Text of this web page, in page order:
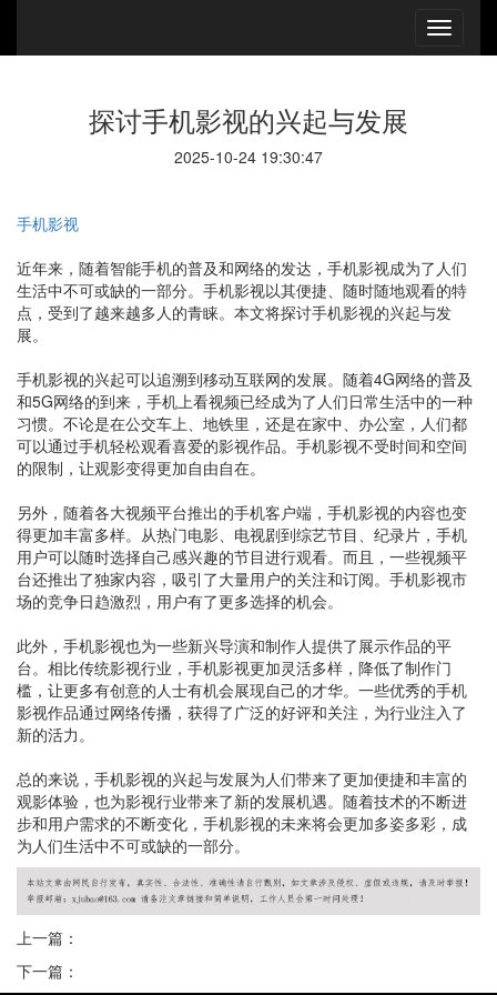
探讨手机影视的兴起与发展
2025-10-24 19:30:47
手机影视
近年来，随着智能手机的普及和网络的发达，手机影视成为了人们
生活中不可或缺的一部分。手机影视以其便捷、随时随地观看的特
点，受到了越来越多人的青睐。本文将探讨手机影视的兴起与发
展。
手机影视的兴起可以追溯到移动互联网的发展。随着4G网络的普及
和5G网络的到来，手机上看视频已经成为了人们日常生活中的一种
习惯。不论是在公交车上、地铁里，还是在家中、办公室，人们都
可以通过手机轻松观看喜爱的影视作品。手机影视不受时间和空间
的限制，让观影变得更加自由自在。
另外，随着各大视频平台推出的手机客户端，手机影视的内容也变
得更加丰富多样。从热门电影、电视剧到综艺节目、纪录片，手机
用户可以随时选择自己感兴趣的节目进行观看。而且，一些视频平
台还推出了独家内容，吸引了大量用户的关注和订阅。手机影视市
场的竞争日趋激烈，用户有了更多选择的机会。
此外，手机影视也为一些新兴导演和制作人提供了展示作品的平
台。相比传统影视行业，手机影视更加灵活多样，降低了制作门
槛，让更多有创意的人士有机会展现自己的才华。一些优秀的手机
影视作品通过网络传播，获得了广泛的好评和关注，为行业注入了
新的活力。
总的来说，手机影视的兴起与发展为人们带来了更加便捷和丰富的
观影体验，也为影视行业带来了新的发展机遇。随着技术的不断进
步和用户需求的不断变化，手机影视的未来将会更加多姿多彩，成
为人们生活中不可或缺的一部分。
上一篇：
下一篇：